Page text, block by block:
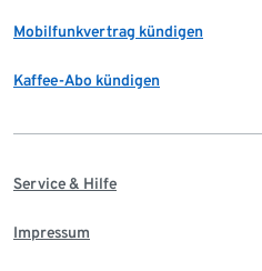
Mobilfunkvertrag kündigen
Kaffee-Abo kündigen
Service & Hilfe
Impressum